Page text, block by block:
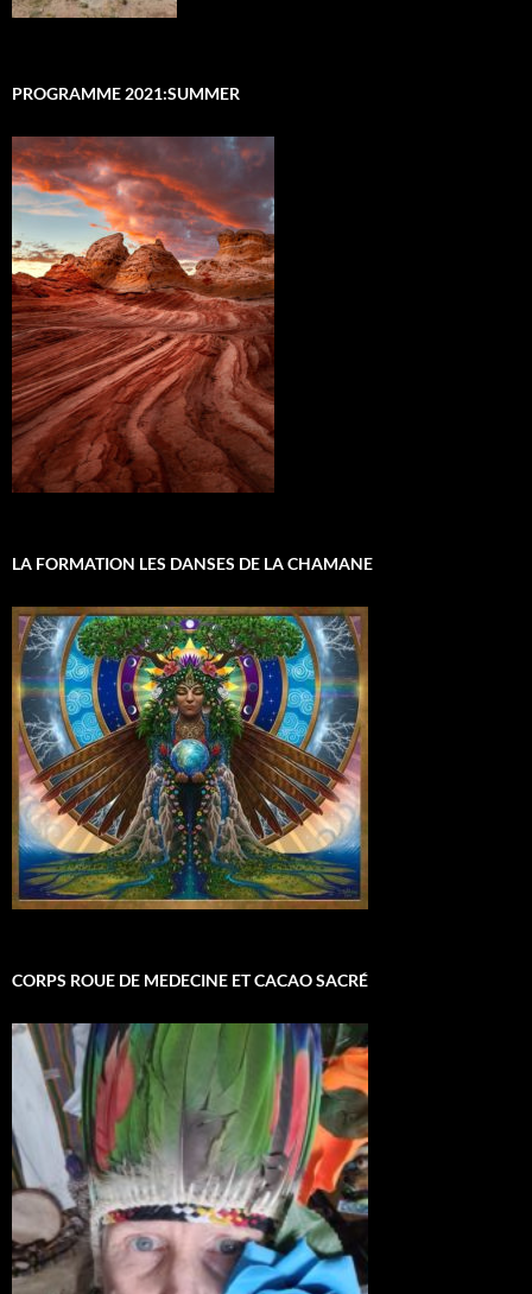
PROGRAMME 2021:SUMMER
LA FORMATION LES DANSES DE LA CHAMANE
CORPS ROUE DE MEDECINE ET CACAO SACRÉ